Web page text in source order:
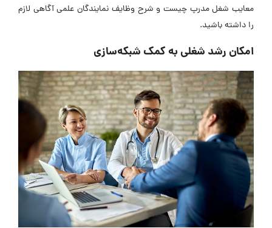
معایب شغل مدرپ چیست و شرح وظایف نمایندگان علمی آگاهی لازم
را داشته باشید.
امکان رشد شغلی به کمک شبکه‌سازی